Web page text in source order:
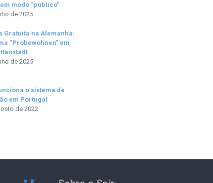
modo “público”
de 2025
Gratuita na Alemanha:
“Probewohnen” em
de 2025
o sistema de
em Portugal
de 2022